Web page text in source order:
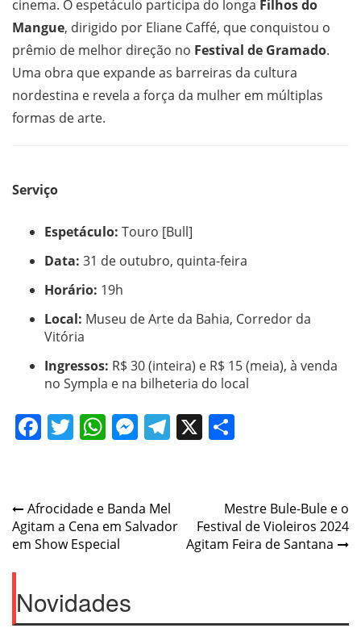
cinema. O espetáculo participa do longa Filhos do
Mangue, dirigido por Eliane Caffé, que conquistou o
prêmio de melhor direção no Festival de Gramado.
Uma obra que expande as barreiras da cultura
nordestina e revela a força da mulher em múltiplas
formas de arte.
Serviço
Espetáculo: Touro [Bull]
Data: 31 de outubro, quinta-feira
Horário: 19h
Local: Museu de Arte da Bahia, Corredor da
Vitória
Ingressos: R$ 30 (inteira) e R$ 15 (meia), à venda
no Sympla e na bilheteria do local
Facebook
Twitter
WhatsApp
Messenger
Telegram
X
Post
navigation
Afrocidade e Banda Mel
Agitam a Cena em Salvador
em Show Especial
Mestre Bule-Bule e o
Festival de Violeiros 2024
Agitam Feira de Santana
Novidades